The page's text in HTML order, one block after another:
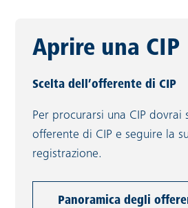
Aprire una CIP
Scelta dell’offerente di CIP
Per procurarsi una CIP dovrai
offerente di CIP e seguire la
registrazione.
Panoramica degli